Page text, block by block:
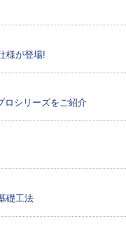
様が登場!
ロシリーズをご紹介
礎工法